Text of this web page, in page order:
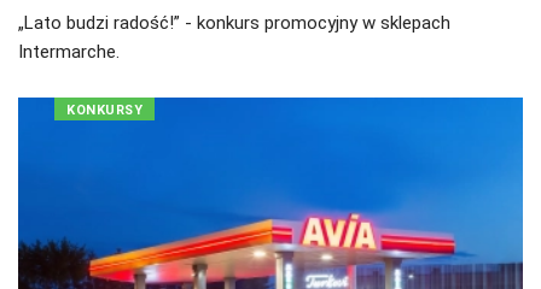
„Lato budzi radość!” - konkurs promocyjny w sklepach
Intermarche.
KONKURSY